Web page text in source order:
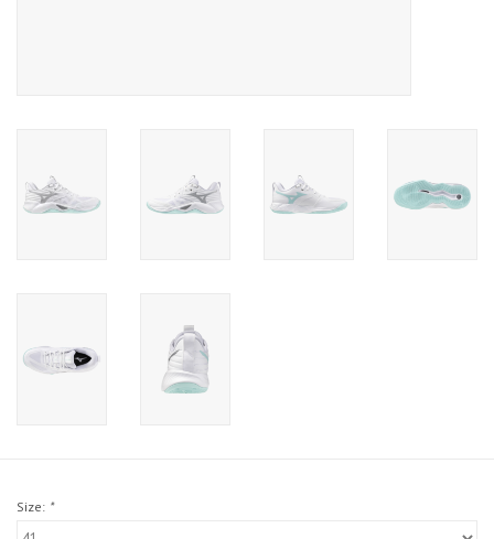
Size: *